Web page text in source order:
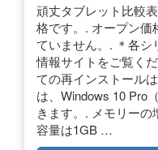
頑丈タブレット比較
格です。. オープン価
ていません。. ＊各シ
情報サイトをご覧く
ての再インストール
は、Windows 10 Pro
きます。. メモリー
容量は1GB …